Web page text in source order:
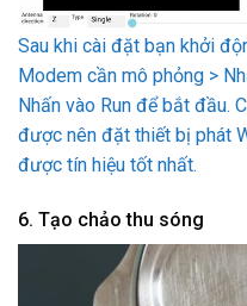
Sau khi cài đặt bạn khởi
Modem cần mô phỏng >
Nhấn vào Run để bắt đầu.
được nên đặt thiết bị phát
được tín hiệu tốt nhất.
6. Tạo chảo thu sóng